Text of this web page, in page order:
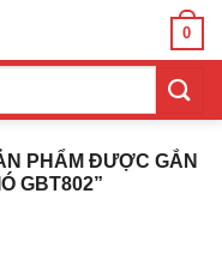
0
PHẨM ĐƯỢC GẮN
GBT802”